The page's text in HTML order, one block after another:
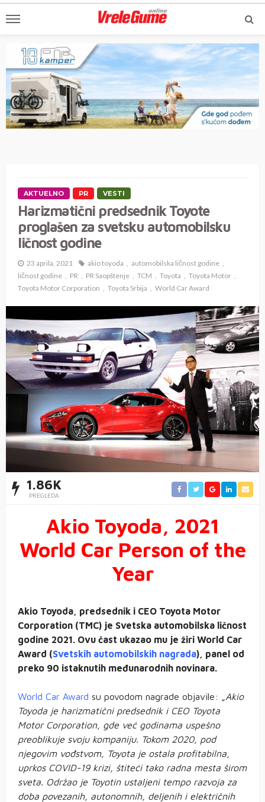
AKTUELNO PR VESTI
Harizmatični predsednik Toyote
proglašen za svetsku automobilsku
ličnost godine
23 aprila, 2021 akio toyoda
automobilska ličnost godine
ličnost godine
PR PR Saopštenje TCM Toyota
Toyota Motor
Toyota Motor Corporation
Toyota Srbija World Car Award
1.86K
PREGLEDA
Akio Toyoda, 2021
World Car Person of the
Year
Akio Toyoda, predsednik i CEO Toyota Motor
Corporation (TMC) je Svetska automobilska ličnost
godine 2021. Ovu čast ukazao mu je žiri World Car
Award (Svetskih automobilskih nagrada), panel od
preko 90 istaknutih međunarodnih novinara.
World Car Award su povodom nagrade objavile: „ Akio
Toyoda je harizmatični predsednik i CEO Toyota
Motor Corporation, gde već godinama uspešno
preoblikuje svoju kompaniju. Tokom 2020, pod
njegovim vođstvom, Toyota je ostala profitabilna,
uprkos COVID-19 krizi, štiteći tako radna mesta širom
sveta. Održao je Toyotin ustaljeni tempo razvoja za
doba povezanih, autonomnih, deljenih i električnih